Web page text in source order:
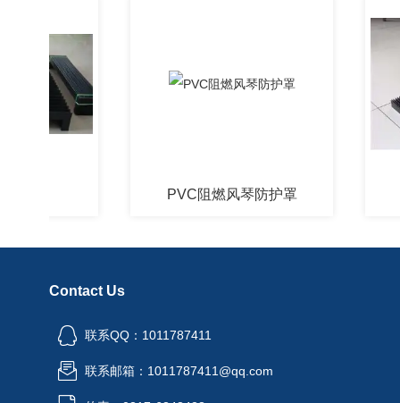
PVC阻燃风琴防护罩
Contact Us
联系QQ：1011787411
联系邮箱：1011787411@qq.com